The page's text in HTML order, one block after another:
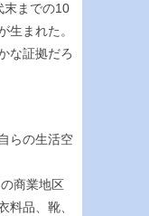
末までの10
生まれた。
な証拠だろ
らの生活空
商業地区
料品、靴、